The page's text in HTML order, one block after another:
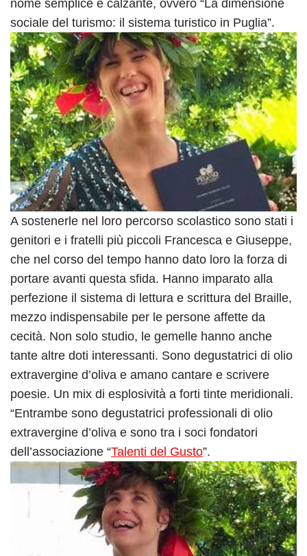
nome semplice e calzante, ovvero “La dimensione
sociale del turismo: il sistema turistico in Puglia”.
A sostenerle nel loro percorso scolastico sono stati i
genitori e i fratelli più piccoli Francesca e Giuseppe,
che nel corso del tempo hanno dato loro la forza di
portare avanti questa sfida. Hanno imparato alla
perfezione il sistema di lettura e scrittura del Braille,
mezzo indispensabile per le persone affette da
cecità. Non solo studio, le gemelle hanno anche
tante altre doti interessanti. Sono degustatrici di olio
extravergine d’oliva e amano cantare e scrivere
poesie. Un mix di esplosività a forti tinte meridionali.
“Entrambe sono degustatrici professionali di olio
extravergine d’oliva e sono tra i soci fondatori
dell’associazione “Talenti del Gusto”.